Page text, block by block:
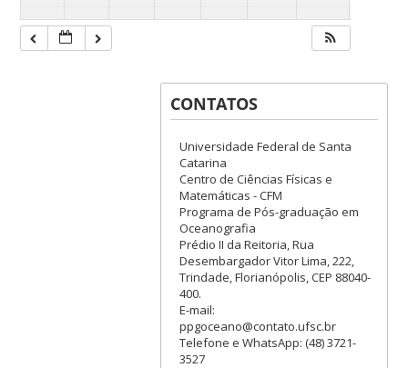
CONTATOS
Universidade Federal de Santa
Catarina
Centro de Ciências Físicas e
Matemáticas - CFM
Programa de Pós-graduação em
Oceanografia
Prédio II da Reitoria, Rua
Desembargador Vitor Lima, 222,
Trindade, Florianópolis, CEP 88040-
400.
E-mail:
ppgoceano@contato.ufsc.br
Telefone e WhatsApp: (48) 3721-
3527